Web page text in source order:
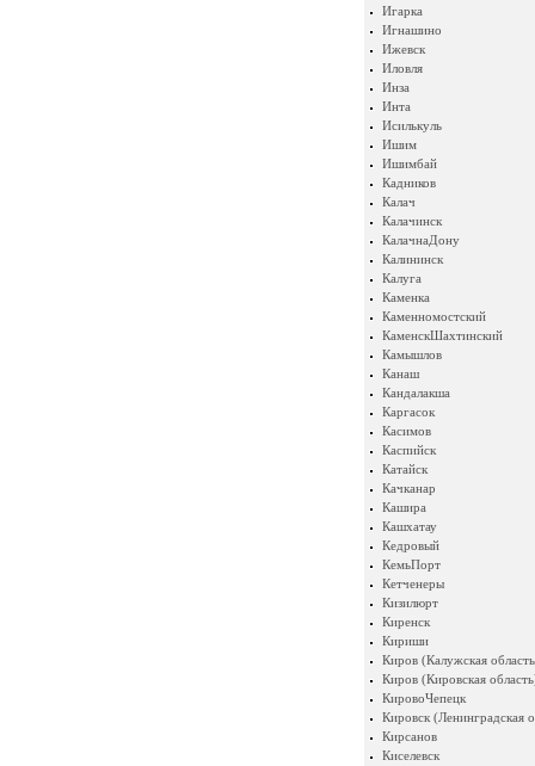
Игарка
Игнашино
Ижевск
Иловля
Инза
Инта
Исилькуль
Ишим
Ишимбай
Кадников
Калач
Калачинск
КалачнаДону
Калининск
Калуга
Каменка
Каменномостский
КаменскШахтинский
Камышлов
Канаш
Кандалакша
Каргасок
Касимов
Каспийск
Катайск
Качканар
Кашира
Кашхатау
Кедровый
КемьПорт
Кетченеры
Кизилюрт
Киренск
Кириши
Киров (Калужская
Киров (Кировская
КировоЧепецк
Кировск (Ленинградская
Кирсанов
Киселевск